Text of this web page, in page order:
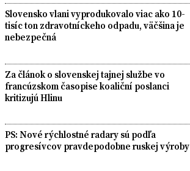
Slovensko vlani vyprodukovalo viac ako 10-
tisíc ton zdravotníckeho odpadu, väčšina je
nebezpečná
Za článok o slovenskej tajnej službe vo
francúzskom časopise koaliční poslanci
kritizujú Hlinu
PS: Nové rýchlostné radary sú podľa
progresívcov pravdepodobne ruskej výroby